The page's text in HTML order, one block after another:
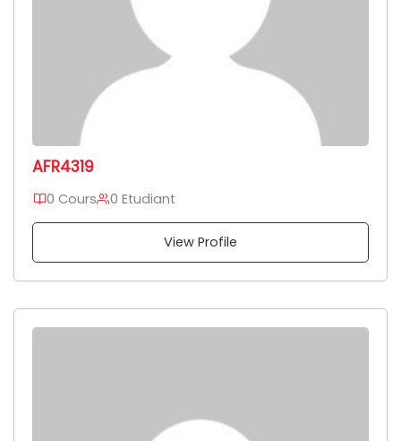
AFR4319
0 Cours 0 Etudiant
View Profile